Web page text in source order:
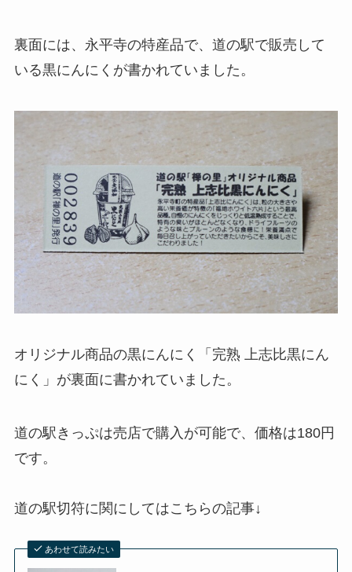
裏面には、永平寺の特産品で、道の駅で販売して
いる黒にんにくが書かれていました。
オリジナル商品の黒にんにく「完熟 上志比黒にん
にく」が裏面に書かれていました。
道の駅きっぷは売店で購入が可能で、価格は180円
です。
道の駅切符に関にしてはこちらの記事↓
あわせて読みたい